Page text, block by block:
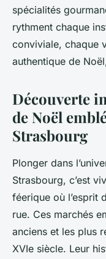
spécialités
rythment chaque
conviviale, chaque
authentique de
Découverte
de Noël
Strasbourg
Plonger dans
Strasbourg, c’est
féerique où l’esprit
rue. Ces marchés
anciens et les plus
XVIe siècle. Leur